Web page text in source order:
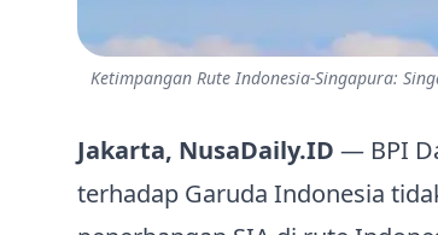
Ketimpangan Rute Indonesia‑Singapura:
Jakarta, NusaDaily.ID — BPI
terhadap Garuda Indonesia